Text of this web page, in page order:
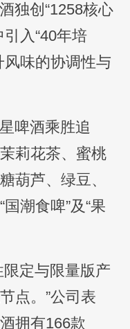
独创“1258核心
入“40年培
风味的协调性与
啤酒乘胜追
莉花茶、蜜桃
葫芦、绿豆、
潮食啤”及“果
限定与限量版产
点。”公司表
拥有166款